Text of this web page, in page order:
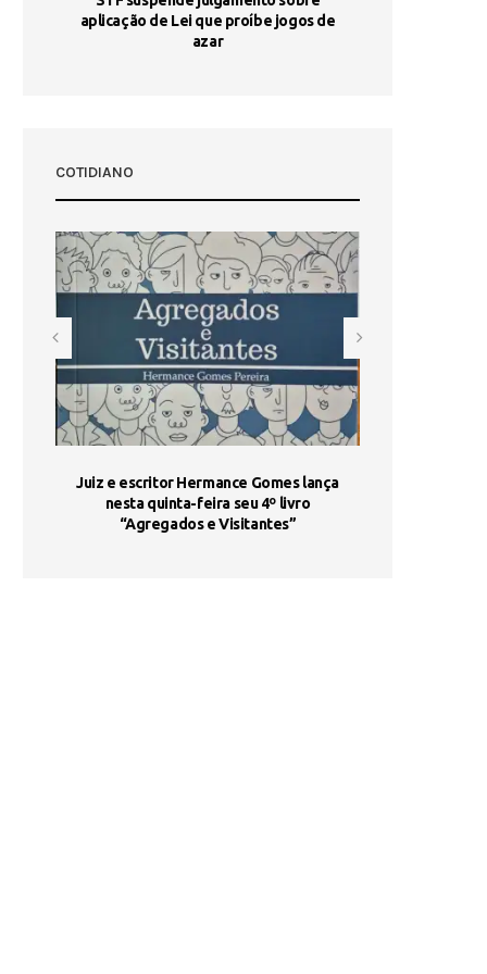
aplicação de Lei que proíbe jogos de
azar
COTIDIANO
Juiz e escritor Hermance Gomes lança
nesta quinta-feira seu 4º livro
“Agregados e Visitantes”